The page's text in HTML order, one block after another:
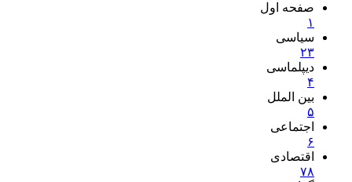
صفحه اول
۱
سیاسی
۲۳
دیپلماسی
۴
بین الملل
۵
اجتماعی
۶
اقتصادی
۷۸